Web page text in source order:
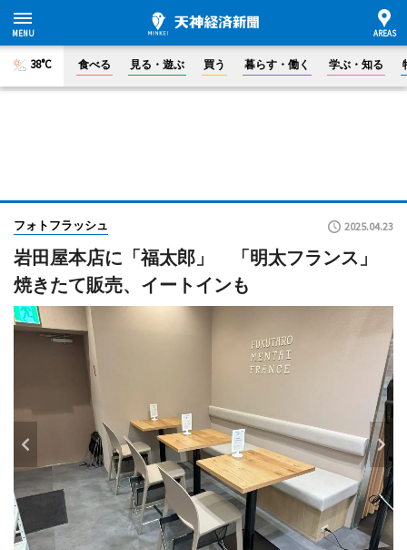
38°C 食べる 見る・遊ぶ 買う 暮らす・働く 学ぶ・知る
フォトフラッシュ 2025.04.23
岩田屋本店に「福太郎」 「明太フランス」
焼きたて販売、イートインも